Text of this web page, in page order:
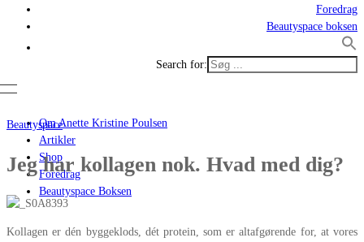
Foredrag
Beautyspace boksen
Search for:
Om Anette Kristine Poulsen
Artikler
Shop
Foredrag
Beautyspace Boksen
Beautyspace
Jeg har kollagen nok. Hvad med dig?
Kollagen er dén byggeklods, dét protein, som er altafgørende for, at vores